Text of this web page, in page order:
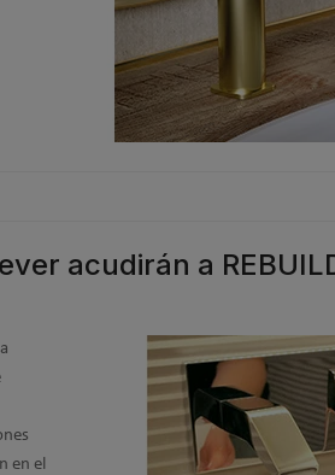
acudirán a
en el